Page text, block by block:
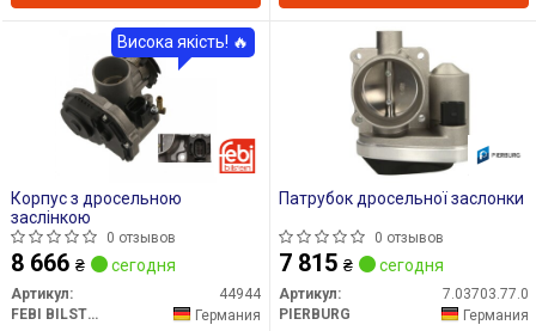
Корпус з дросельною
заслінкою
0 отзывов
8 666 ₴ сегодня
Артикул:
44944
FEBI BILSTEIN
Германия
Висока якість! 🔥
Патрубок дросельної заслонки
0 отзывов
7 815 ₴ сегодня
Артикул:
7.03703.77.0
PIERBURG
Германия